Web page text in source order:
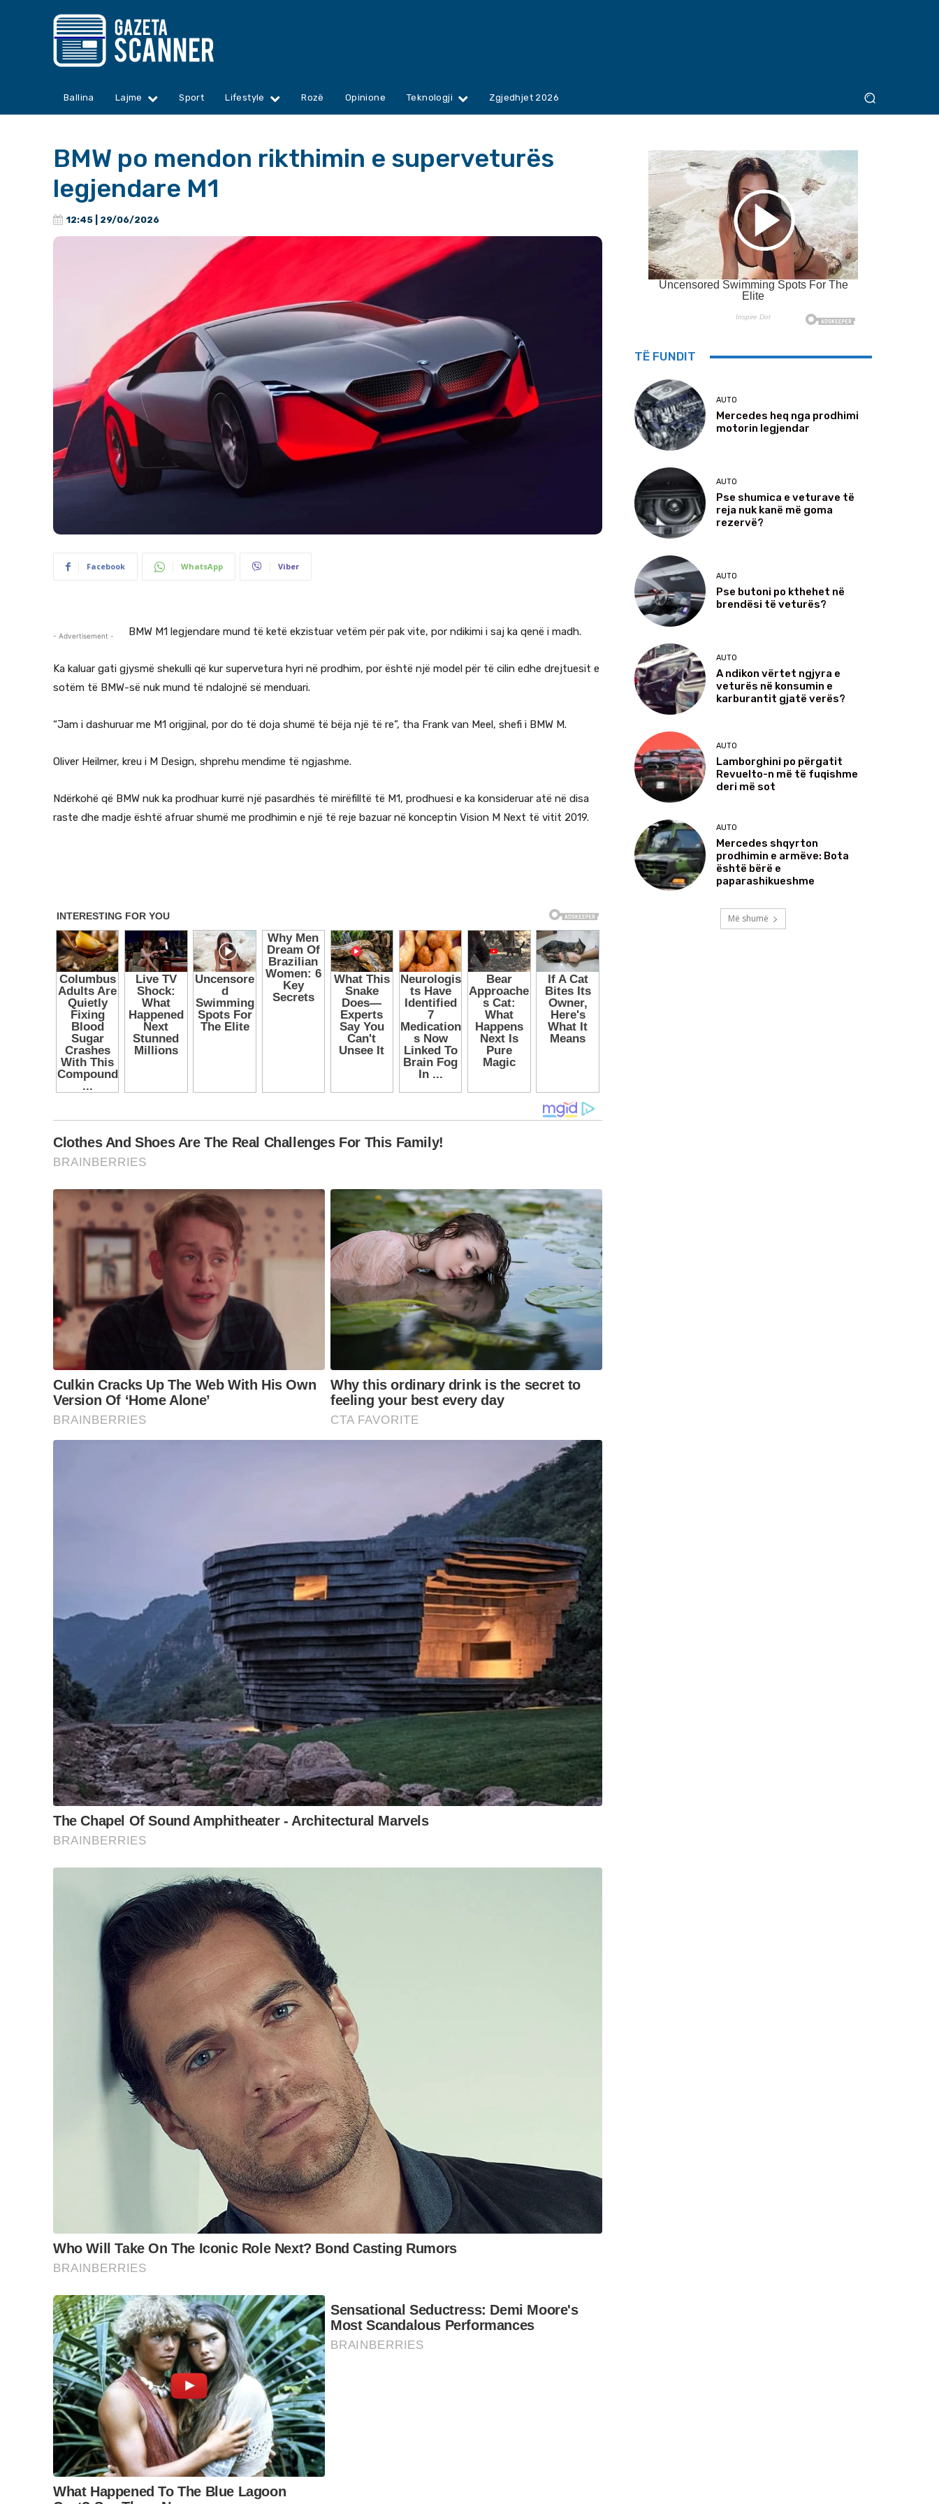
Ballina Lajme Sport Lifestyle Rozë Opinione Teknologji Zgjedhjet 2026
BMW po mendon rikthimin e superveturës
legjendare M1
12:45 | 29/06/2026
Facebook WhatsApp Viber
- Advertisement - BMW M1 legjendare mund të ketë ekzistuar vetëm për pak vite, por ndikimi i saj ka qenë i madh.
Ka kaluar gati gjysmë shekulli që kur supervetura hyri në prodhim, por është një model për të cilin edhe drejtuesit e
sotëm të BMW-së nuk mund të ndalojnë së menduari.
“Jam i dashuruar me M1 origjinal, por do të doja shumë të bëja një të re”, tha Frank van Meel, shefi i BMW M.
Oliver Heilmer, kreu i M Design, shprehu mendime të ngjashme.
Ndërkohë që BMW nuk ka prodhuar kurrë një pasardhës të mirëfilltë të M1, prodhuesi e ka konsideruar atë në disa
raste dhe madje është afruar shumë me prodhimin e një të reje bazuar në konceptin Vision M Next të vitit 2019.
TË FUNDIT
AUTO
Mercedes heq nga prodhimi
motorin legjendar
AUTO
Pse shumica e veturave të
reja nuk kanë më goma
rezervë?
AUTO
Pse butoni po kthehet në
brendësi të veturës?
AUTO
A ndikon vërtet ngjyra e
veturës në konsumin e
karburantit gjatë verës?
AUTO
Lamborghini po përgatit
Revuelto-n më të fuqishme
deri më sot
AUTO
Mercedes shqyrton
prodhimin e armëve: Bota
është bërë e
paparashikueshme
Më shumë